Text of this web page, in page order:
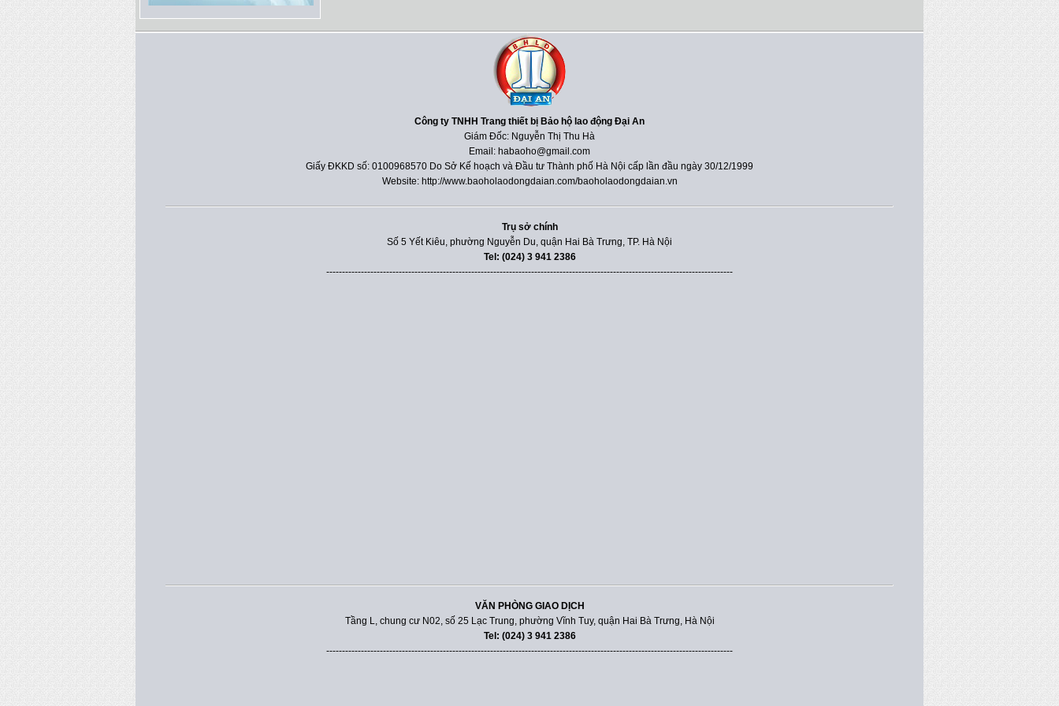
Công ty TNHH Trang thiết bị Bảo hộ lao động Đại An
Giám Đốc: Nguyễn Thị Thu Hà
Email: habaoho@gmail.com
Giấy ĐKKD số: 0100968570 Do Sở Kế hoạch và Đầu tư Thành phố Hà Nội cấp lần đầu ngày 30/12/1999
Website: http://www.baoholaodongdaian.com/baoholaodongdaian.vn
Trụ sở chính
Số 5 Yết Kiêu, phường Nguyễn Du, quận Hai Bà Trưng, TP. Hà Nội
Tel: (024) 3 941 2386
---------------------------------------------------------------------------------------------------------------------------------
VĂN PHÒNG GIAO DỊCH
Tầng L, chung cư N02, số 25 Lạc Trung, phường Vĩnh Tuy, quận Hai Bà Trưng, Hà Nội
Tel: (024) 3 941 2386
---------------------------------------------------------------------------------------------------------------------------------